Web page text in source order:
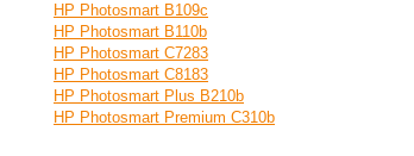
HP Photosmart B109c
HP Photosmart B110b
HP Photosmart C7283
HP Photosmart C8183
HP Photosmart Plus B210b
HP Рhotosmart Premium C310b